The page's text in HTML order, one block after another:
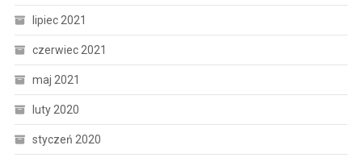
lipiec 2021
czerwiec 2021
maj 2021
luty 2020
styczeń 2020